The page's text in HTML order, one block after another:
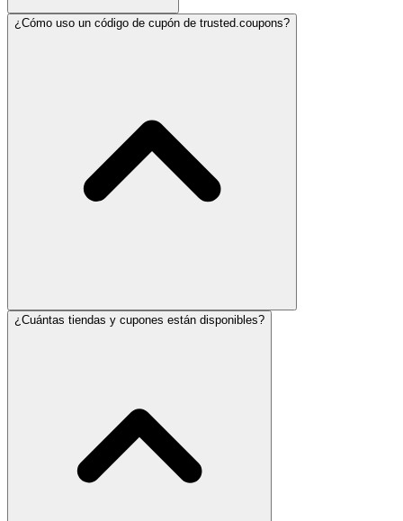
¿Cómo uso un código de cupón de trusted.coupons?
¿Cuántas tiendas y cupones están disponibles?